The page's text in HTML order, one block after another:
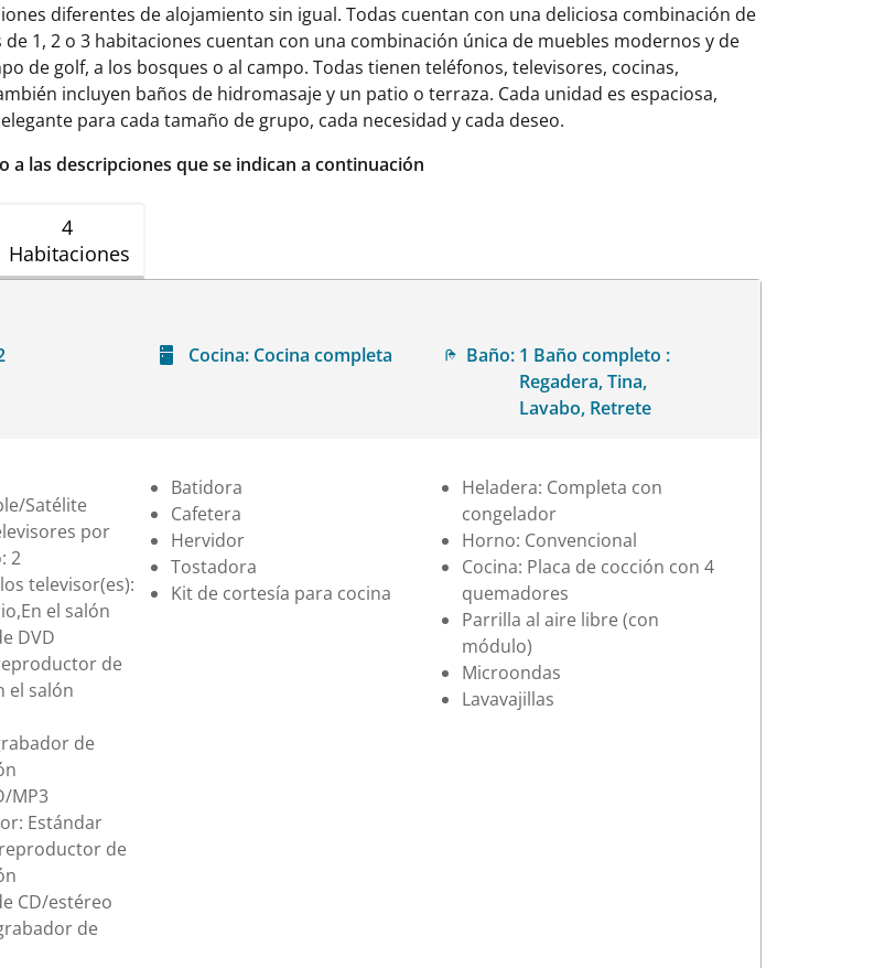
diferentes de alojamiento sin igual. Todas cuentan con una deliciosa combinación de
1, 2 o 3 habitaciones cuentan con una combinación única de muebles modernos y de
de golf, a los bosques o al campo. Todas tienen teléfonos, televisores, cocinas,
incluyen baños de hidromasaje y un patio o terraza. Cada unidad es espaciosa,
para cada tamaño de grupo, cada necesidad y cada deseo.
las descripciones que se indican a continuación
4
Habitaciones
Cocina: Cocina completa Baño: 1 Baño completo :
Regadera, Tina,
Lavabo, Retrete
Satélite
por
2
televisor(es):
el salón
DVD
de
el salón
de
MP3
Estándar
de
CD/estéreo
de
Batidora
Cafetera
Hervidor
Tostadora
Kit de cortesía para cocina
Heladera: Completa con
congelador
Horno: Convencional
Cocina: Placa de cocción con 4
quemadores
Parrilla al aire libre (con
módulo)
Microondas
Lavavajillas